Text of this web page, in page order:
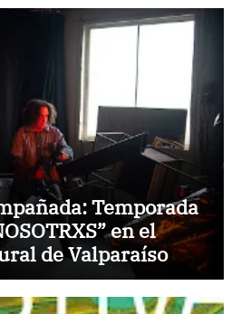
Temporada
en el
de Valparaíso